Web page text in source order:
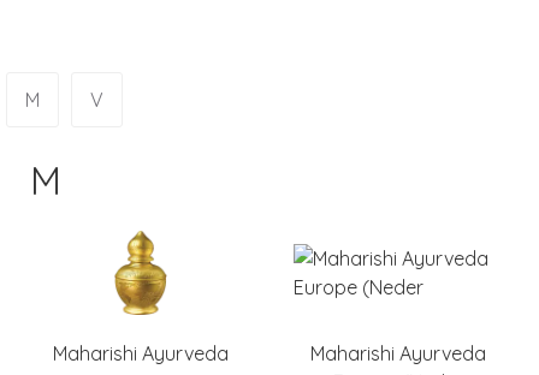
M V
M
Maharishi Ayurveda
Maharishi Ayurveda